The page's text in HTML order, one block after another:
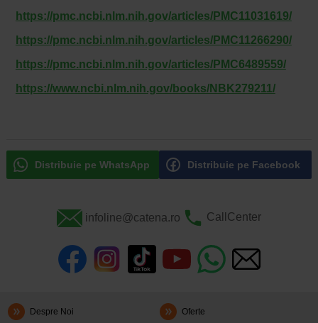
https://pmc.ncbi.nlm.nih.gov/articles/PMC11031619/
https://pmc.ncbi.nlm.nih.gov/articles/PMC11266290/
https://pmc.ncbi.nlm.nih.gov/articles/PMC6489559/
https://www.ncbi.nlm.nih.gov/books/NBK279211/
Distribuie pe WhatsApp Distribuie pe Facebook
infoline@catena.ro CallCenter
Despre Noi Oferte